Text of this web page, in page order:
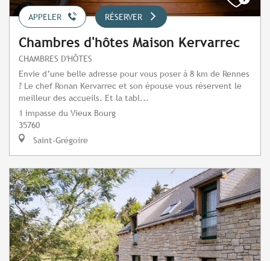
APPELER RÉSERVER
Chambres d'hôtes Maison Kervarrec
CHAMBRES D'HÔTES
Envie d’une belle adresse pour vous poser à 8 km de Rennes
? Le chef Ronan Kervarrec et son épouse vous réservent le
meilleur des accueils. Et la tabl...
1 impasse du Vieux Bourg
35760
Saint-Grégoire